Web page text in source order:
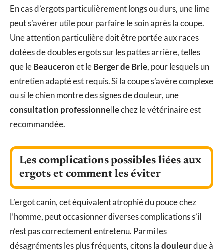
En cas d’ergots particulièrement longs ou durs, une lime
peut s’avérer utile pour parfaire le soin après la coupe.
Une attention particulière doit être portée aux races
dotées de doubles ergots sur les pattes arrière, telles
que leBeauceronet leBerger de Brie, pour lesquels un
entretien adapté est requis. Si la coupe s’avère complexe
ou si le chien montre des signes de douleur, une
consultation professionnellechez le vétérinaire est
recommandée.
Les complications possibles liées aux
ergots et comment les éviter
L’ergot canin, cet équivalent atrophié du pouce chez
l’homme, peut occasionner diverses complications s’il
n’est pas correctement entretenu. Parmi les
désagréments les plus fréquents, citons ladouleurdue à